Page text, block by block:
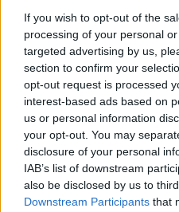
If you wish to opt-out of the
processing of your personal
targeted advertising by us,
section to confirm your
opt-out request is processed
interest-based ads based on
us or personal information
your opt-out. You may
disclosure of your personal
IAB’s list of downstream
also be disclosed by us to
Downstream Participants that
5 trvaliek s
panašovanými listami,
ktoré dodajú vášmu
záhonu celosezónny
šmrnc